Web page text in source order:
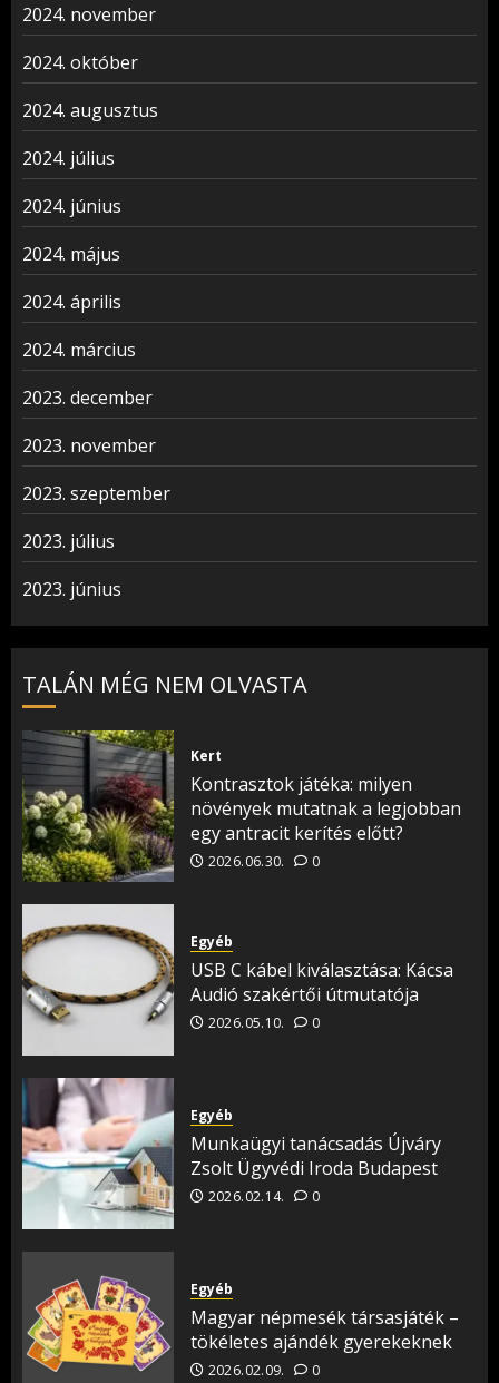
2024. november
2024. október
2024. augusztus
2024. július
2024. június
2024. május
2024. április
2024. március
2023. december
2023. november
2023. szeptember
2023. július
2023. június
TALÁN MÉG NEM OLVASTA
Kert
Kontrasztok játéka: milyen
növények mutatnak a legjobban
egy antracit kerítés előtt?
2026.06.30. 0
Egyéb
USB C kábel kiválasztása: Kácsa
Audió szakértői útmutatója
2026.05.10. 0
Egyéb
Munkaügyi tanácsadás Újváry
Zsolt Ügyvédi Iroda Budapest
2026.02.14. 0
Egyéb
Magyar népmesék társasjáték –
tökéletes ajándék gyerekeknek
2026.02.09. 0